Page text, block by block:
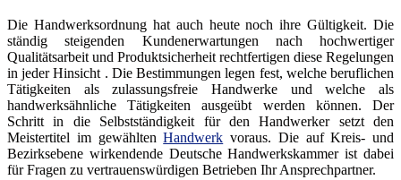
Die Handwerksordnung hat auch heute noch ihre Gültigkeit. Die
ständig steigenden Kundenerwartungen nach hochwertiger
Qualitätsarbeit und Produktsicherheit rechtfertigen diese Regelungen
in jeder Hinsicht . Die Bestimmungen legen fest, welche beruflichen
Tätigkeiten als zulassungsfreie Handwerke und welche als
handwerksähnliche Tätigkeiten ausgeübt werden können. Der
Schritt in die Selbstständigkeit für den Handwerker setzt den
Meistertitel im gewähltenHandwerk voraus. Die auf Kreis- und
Bezirksebene wirkendende Deutsche Handwerkskammer ist dabei
für Fragen zu vertrauenswürdigen Betrieben Ihr Ansprechpartner.